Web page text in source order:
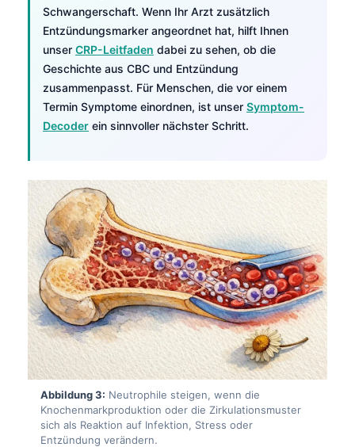
Schwangerschaft. Wenn Ihr Arzt zusätzlich
Entzündungsmarker angeordnet hat, hilft Ihnen
unser CRP-Leitfaden dabei zu sehen, ob die
Geschichte aus CBC und Entzündung
zusammenpasst. Für Menschen, die vor einem
Termin Symptome einordnen, ist unser Symptom-
Decoder ein sinnvoller nächster Schritt.
Abbildung 3: Neutrophile steigen, wenn die
Knochenmarkproduktion oder die Zirkulationsmuster
sich als Reaktion auf Infektion, Stress oder
Entzündung verändern.